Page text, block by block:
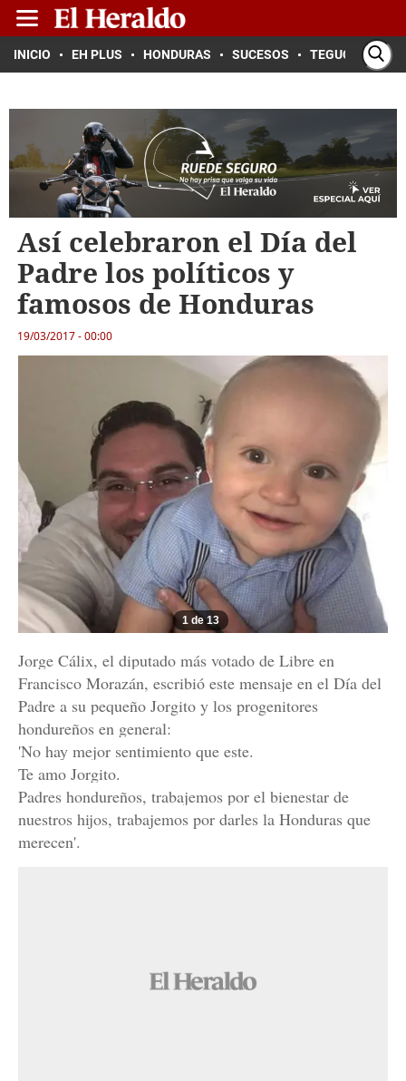
INICIO EH PLUS HONDURAS SUCESOS TEGUCIGALPA
Así celebraron el Día del
Padre los políticos y
famosos de Honduras
19/03/2017 - 00:00
1 de 13
Jorge Cálix, el diputado más votado de Libre en
Francisco Morazán, escribió este mensaje en el Día del
Padre a su pequeño Jorgito y los progenitores
hondureños en general:
'No hay mejor sentimiento que este.
Te amo Jorgito.
Padres hondureños, trabajemos por el bienestar de
nuestros hijos, trabajemos por darles la Honduras que
merecen'.